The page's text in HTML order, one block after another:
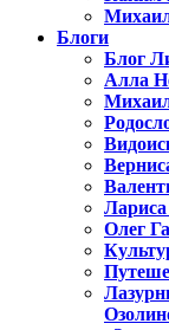
Блоги
Блог
Алла
Олег